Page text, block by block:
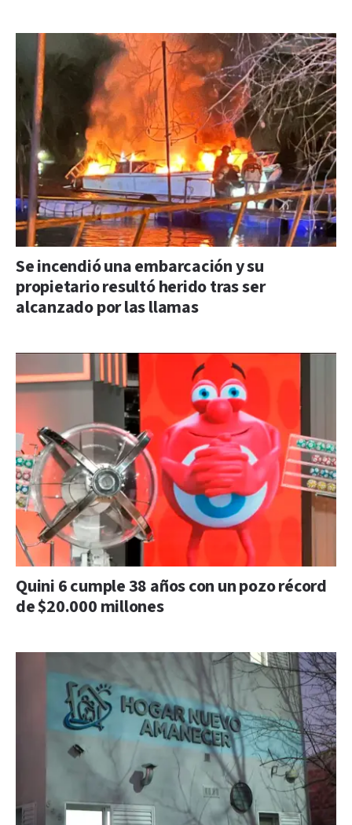
Se incendió una embarcación y su
propietario resultó herido tras ser
alcanzado por las llamas
Quini 6 cumple 38 años con un pozo récord
de $20.000 millones